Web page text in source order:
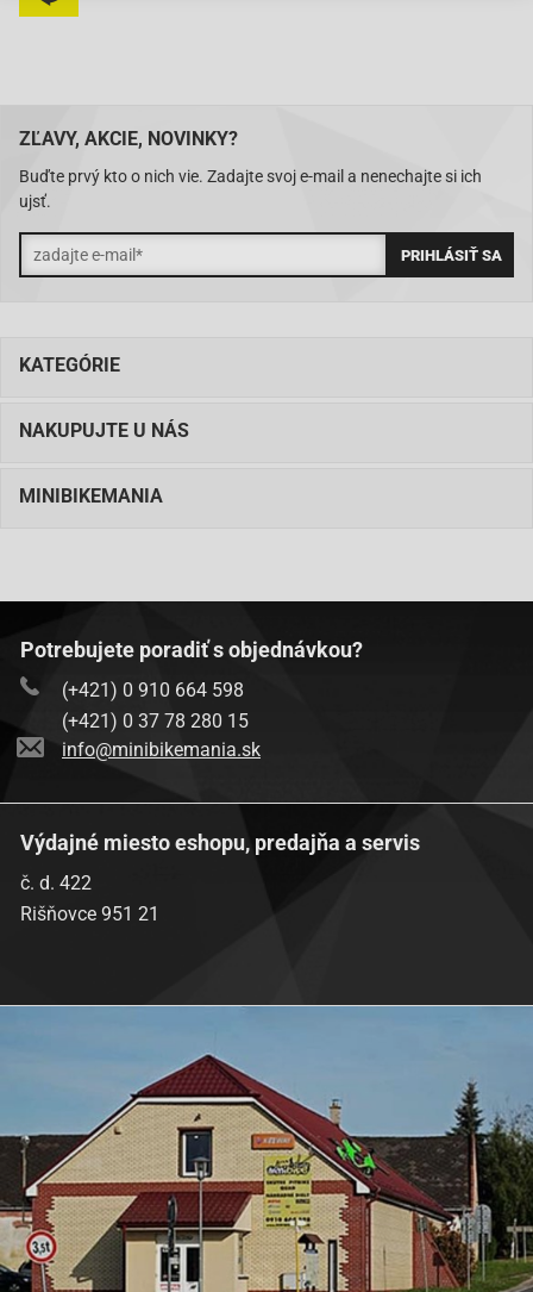
ZĽAVY, AKCIE, NOVINKY?
Buďte prvý kto o nich vie. Zadajte svoj e-mail a nenechajte si ich
ujsť.
KATEGÓRIE
NAKUPUJTE U NÁS
MINIBIKEMANIA
Potrebujete poradiť s objednávkou?
(+421) 0 910 664 598
(+421) 0 37 78 280 15
info@minibikemania.sk
Výdajné miesto eshopu, predajňa a servis
č. d. 422
Rišňovce 951 21